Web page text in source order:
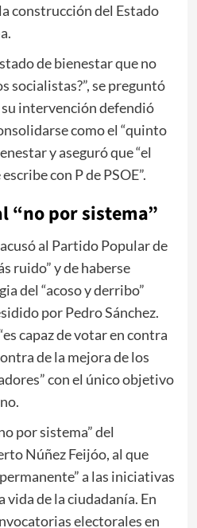
construcción del Estado
de bienestar que no
socialistas?”, se preguntó
intervención defendió
como el “quinto
y aseguró que “el
con P de PSOE”.
“no por sistema”
al Partido Popular de
ruido” y de haberse
del “acoso y derribo”
porPedro Sánchez.
capaz de votar en contra
de la mejora de los
con el único objetivo
por sistema” del
Núñez Feijóo, al que
a las iniciativas
de la ciudadanía. En
electorales en